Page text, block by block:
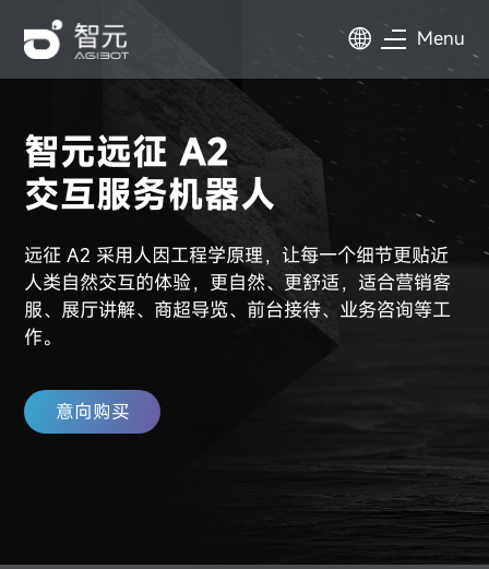
Menu
智元远征 A2
交互服务机器人
远征 A2 采用人因工程学原理，让每一个细节更贴近
人类自然交互的体验，更自然、更舒适，适合营销客
服、展厅讲解、商超导览、前台接待、业务咨询等工
作。
意向购买